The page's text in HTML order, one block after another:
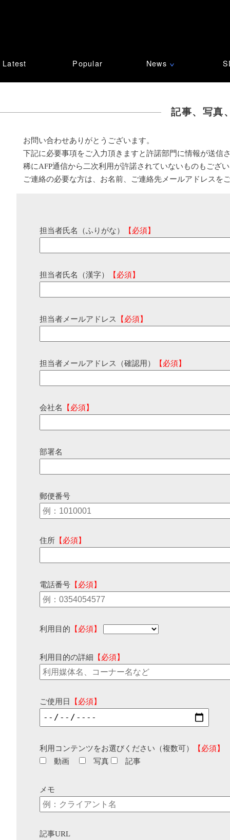
Latest Popular News ∨
記事、写真
お問い合わせありがとうございます。
下記に必要事項をご入力頂きますと許諾部門に情報が送信
稀にAFP通信から二次利用が許諾されていないものもござ
ご連絡の必要な方は、お名前、ご連絡先メールアドレスを
担当者氏名（ふりがな） 【必須】
担当者氏名（漢字） 【必須】
担当者メールアドレス 【必須】
担当者メールアドレス（確認用） 【必須】
会社名 【必須】
部署名
郵便番号
住所 【必須】
電話番号 【必須】
利用目的 【必須】
利用目的の詳細 【必須】
ご使用日 【必須】
利用コンテンツをお選びください（複数可）
【必須】
動画
写真 記事
メモ
記事URL